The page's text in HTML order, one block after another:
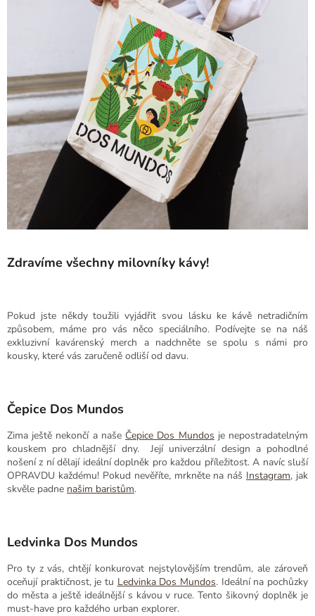
Zdravíme všechny milovníky kávy!
Pokud jste někdy toužili vyjádřit svou lásku ke kávě netradičním
způsobem, máme pro vás něco speciálního. Podívejte se na náš
exkluzivní kavárenský merch a nadchněte se spolu s námi pro
kousky, které vás zaručeně odliší od davu.
Čepice Dos Mundos
Zima ještě nekončí a naše Čepice Dos Mundos je nepostradatelným
kouskem pro chladnější dny. Její univerzální design a pohodlné
nošení z ní dělají ideální doplněk pro každou příležitost. A navíc sluší
OPRAVDU každému! Pokud nevěříte, mrkněte na náš Instagram, jak
skvěle padne našim baristům.
Ledvinka Dos Mundos
Pro ty z vás, chtějí konkurovat nejstylovějším trendům, ale zároveň
oceňují praktičnost, je tu Ledvinka Dos Mundos. Ideální na pochůzky
do města a ještě ideálnější s kávou v ruce. Tento šikovný doplněk je
must-have pro každého urban explorer.